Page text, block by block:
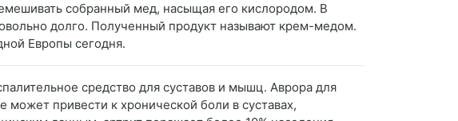
собранный мед, насыщая его кислородом. В
долго. Полученный продукт называют крем-медом.
Европы сегодня.
средство для суставов и мышц. Аврора для
может привести к хронической боли в суставах,